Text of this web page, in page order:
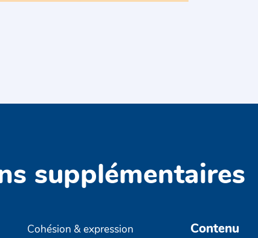
supplémentaires
Cohésion & expression Contenu